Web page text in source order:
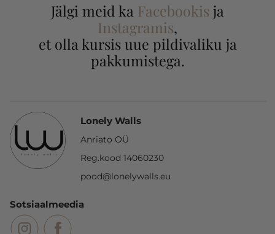
Jälgi meid ka Facebookis ja
Instagramis,
et olla kursis uue pildivaliku ja
pakkumistega.
Lonely Walls
Anriato OÜ
Reg.kood 14060230
pood@lonelywalls.eu
Sotsiaalmeedia